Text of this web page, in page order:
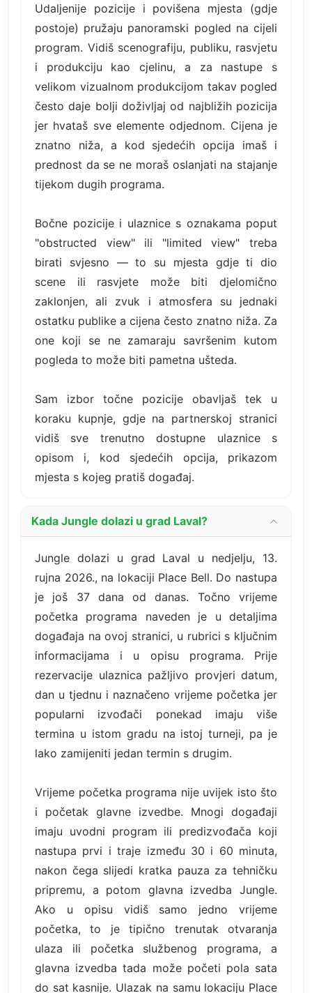
Udaljenije pozicije i povišena mjesta (gdje
postoje) pružaju panoramski pogled na cijeli
program. Vidiš scenografiju, publiku, rasvjetu
i produkciju kao cjelinu, a za nastupe s
velikom vizualnom produkcijom takav pogled
često daje bolji doživljaj od najbližih pozicija
jer hvataš sve elemente odjednom. Cijena je
znatno niža, a kod sjedećih opcija imaš i
prednost da se ne moraš oslanjati na stajanje
tijekom dugih programa.
Bočne pozicije i ulaznice s oznakama poput
"obstructed view" ili "limited view" treba
birati svjesno — to su mjesta gdje ti dio
scene ili rasvjete može biti djelomično
zaklonjen, ali zvuk i atmosfera su jednaki
ostatku publike a cijena često znatno niža. Za
one koji se ne zamaraju savršenim kutom
pogleda to može biti pametna ušteda.
Sam izbor točne pozicije obavljaš tek u
koraku kupnje, gdje na partnerskoj stranici
vidiš sve trenutno dostupne ulaznice s
opisom i, kod sjedećih opcija, prikazom
mjesta s kojeg pratiš događaj.
Kada Jungle dolazi u grad Laval?
Jungle dolazi u grad Laval u nedjelju, 13.
rujna 2026., na lokaciji Place Bell. Do nastupa
je još 37 dana od danas. Točno vrijeme
početka programa naveden je u detaljima
događaja na ovoj stranici, u rubrici s ključnim
informacijama i u opisu programa. Prije
rezervacije ulaznica pažljivo provjeri datum,
dan u tjednu i naznačeno vrijeme početka jer
popularni izvođači ponekad imaju više
termina u istom gradu na istoj turneji, pa je
lako zamijeniti jedan termin s drugim.
Vrijeme početka programa nije uvijek isto što
i početak glavne izvedbe. Mnogi događaji
imaju uvodni program ili predizvođača koji
nastupa prvi i traje između 30 i 60 minuta,
nakon čega slijedi kratka pauza za tehničku
pripremu, a potom glavna izvedba Jungle.
Ako u opisu vidiš samo jedno vrijeme
početka, to je tipično trenutak otvaranja
ulaza ili početka službenog programa, a
glavna izvedba tada može početi pola sata
do sat kasnije. Ulazak na samu lokaciju Place